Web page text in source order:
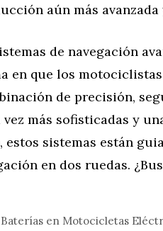
aún más
de navegación
en que los
de precisión,
más sofisticadas y
estos sistemas están
en dos ruedas.
Baterías en Motocicletas